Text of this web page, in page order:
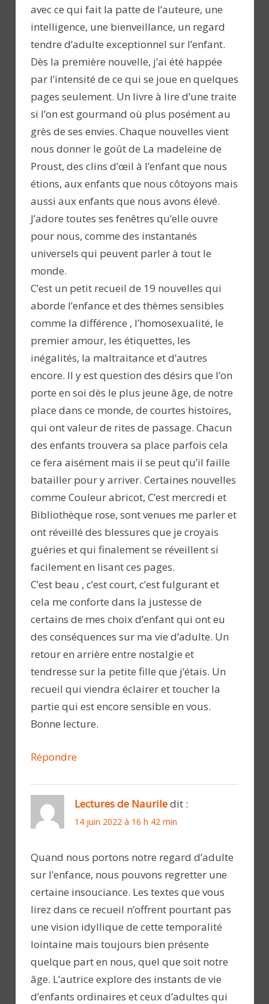
avec ce qui fait la patte de l’auteure, une
intelligence, une bienveillance, un regard
tendre d’adulte exceptionnel sur l’enfant.
Dès la première nouvelle, j’ai été happée
par l’intensité de ce qui se joue en quelques
pages seulement. Un livre à lire d’une traite
si l’on est gourmand où plus posément au
grès de ses envies. Chaque nouvelles vient
nous donner le goût de La madeleine de
Proust, des clins d’œil à l’enfant que nous
étions, aux enfants que nous côtoyons mais
aussi aux enfants que nous avons élevé.
J’adore toutes ses fenêtres qu’elle ouvre
pour nous, comme des instantanés
universels qui peuvent parler à tout le
monde.
C’est un petit recueil de 19 nouvelles qui
aborde l’enfance et des thèmes sensibles
comme la différence , l’homosexualité, le
premier amour, les étiquettes, les
inégalités, la maltraitance et d’autres
encore. Il y est question des désirs que l’on
porte en soi dès le plus jeune âge, de notre
place dans ce monde, de courtes histoires,
qui ont valeur de rites de passage. Chacun
des enfants trouvera sa place parfois cela
ce fera aisément mais il se peut qu’il faille
batailler pour y arriver. Certaines nouvelles
comme Couleur abricot, C’est mercredi et
Bibliothèque rose, sont venues me parler et
ont réveillé des blessures que je croyais
guéries et qui finalement se réveillent si
facilement en lisant ces pages.
C’est beau , c’est court, c’est fulgurant et
cela me conforte dans la justesse de
certains de mes choix d’enfant qui ont eu
des conséquences sur ma vie d’adulte. Un
retour en arrière entre nostalgie et
tendresse sur la petite fille que j’étais. Un
recueil qui viendra éclairer et toucher la
partie qui est encore sensible en vous.
Bonne lecture.
Répondre
Lectures de Nauriledit :
14 juin 2022 à 16 h 42 min
Quand nous portons notre regard d’adulte
sur l’enfance, nous pouvons regretter une
certaine insouciance. Les textes que vous
lirez dans ce recueil n’offrent pourtant pas
une vision idyllique de cette temporalité
lointaine mais toujours bien présente
quelque part en nous, quel que soit notre
âge. L’autrice explore des instants de vie
d’enfants ordinaires et ceux d’adultes qui